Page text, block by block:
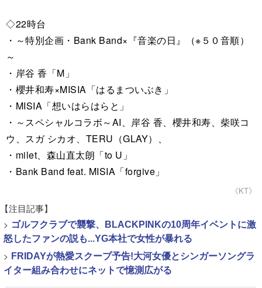
◇22時台
・～特別企画・Bank Band×『音楽の日』（※５０音順）
～
・岸谷 香「M」
・櫻井和寿×MISIA「はるまついぶき」
・MISIA「想いはらはらと」
・～スペシャルコラボ～AI、岸谷 香、櫻井和寿、柴咲コ
ウ、スガ シカオ、TERU（GLAY）、
・milet、森山直太朗「to U」
・Bank Band feat. MISIA「forgive」
《KT》
【注目記事】
> ゴルフクラブで襲撃、BLACKPINKの10周年イベントに激
怒したファンの説も...YG本社で女性が暴れる
> FRIDAYが熱愛スクープ予告!大河女優とシンガーソングラ
イター組み合わせにネットで憶測広がる